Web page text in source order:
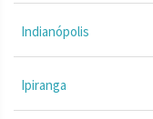
Indianópolis
Ipiranga